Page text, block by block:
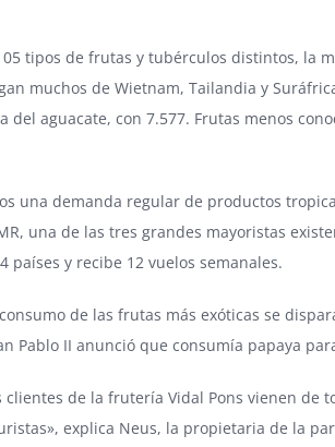
tipos de frutas y tubérculos distintos, la
muchos de Wietnam, Tailandia y
del aguacate, con 7.577. Frutas menos
una demanda regular de productos
una de las tres grandes mayoristas
países y recibe 12 vuelos semanales.
de las frutas más exóticas se
Pablo II anunció que consumía papaya
clientes de la frutería Vidal Pons vienen
explica Neus, la propietaria de la